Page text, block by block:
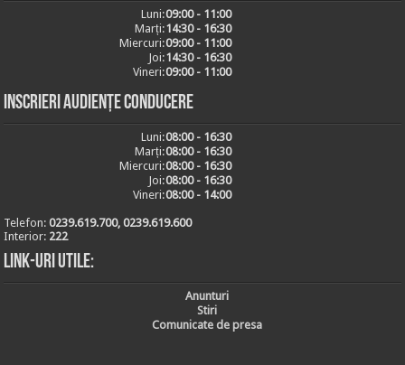
Luni:09:00 - 11:00
Marți:14:30 - 16:30
Miercuri:09:00 - 11:00
Joi:14:30 - 16:30
Vineri:09:00 - 11:00
Inscrieri audiențe conducere
Luni:08:00 - 16:30
Marți:08:00 - 16:30
Miercuri:08:00 - 16:30
Joi:08:00 - 16:30
Vineri:08:00 - 14:00
Telefon:0239.619.700, 0239.619.600
Interior: 222
Link-uri utile:
Anunturi
Stiri
Comunicate de presa